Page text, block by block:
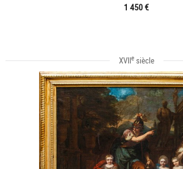
1 450 €
XVIIesiècle